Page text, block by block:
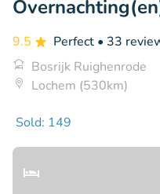
9.5 Perfect • 33
Bosrijk Ruighenrode
Lochem (530km)
Sold: 149